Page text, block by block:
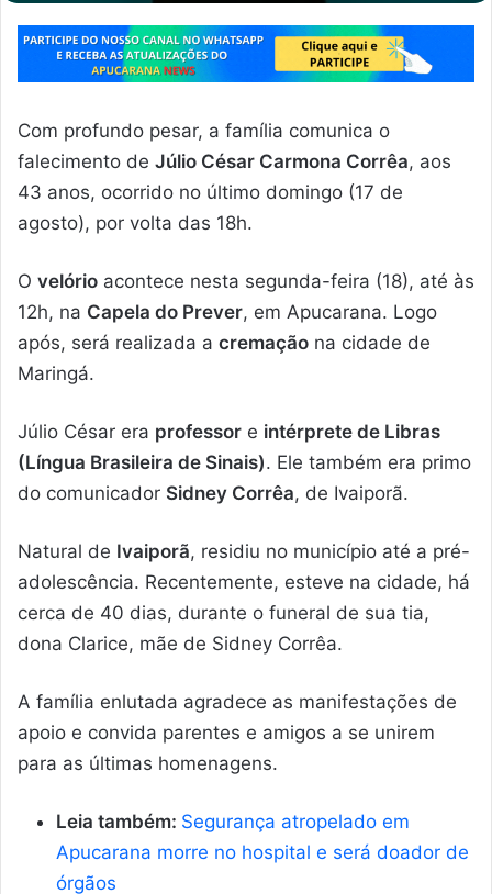
Com profundo pesar, a família comunica o
falecimento de Júlio César Carmona Corrêa, aos
43 anos, ocorrido no último domingo (17 de
agosto), por volta das 18h.
O velório acontece nesta segunda-feira (18), até às
12h, na Capela do Prever, em Apucarana. Logo
após, será realizada a cremação na cidade de
Maringá.
Júlio César era professor e intérprete de Libras
(Língua Brasileira de Sinais). Ele também era primo
do comunicador Sidney Corrêa, de Ivaiporã.
Natural de Ivaiporã, residiu no município até a pré-
adolescência. Recentemente, esteve na cidade, há
cerca de 40 dias, durante o funeral de sua tia,
dona Clarice, mãe de Sidney Corrêa.
A família enlutada agradece as manifestações de
apoio e convida parentes e amigos a se unirem
para as últimas homenagens.
Leia também: Segurança atropelado em
Apucarana morre no hospital e será doador de
órgãos